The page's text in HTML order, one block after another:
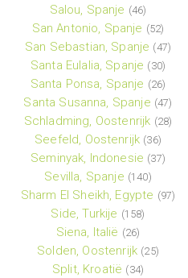
Salou, Spanje (46)
San Antonio, Spanje (52)
San Sebastian, Spanje (47)
Santa Eulalia, Spanje (30)
Santa Ponsa, Spanje (26)
Santa Susanna, Spanje (47)
Schladming, Oostenrijk (28)
Seefeld, Oostenrijk (36)
Seminyak, Indonesie (37)
Sevilla, Spanje (140)
Sharm El Sheikh, Egypte (97)
Side, Turkije (158)
Siena, Italië (26)
Solden, Oostenrijk (25)
Split, Kroatië (34)